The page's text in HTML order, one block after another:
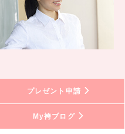
プレゼント申請
My袴ブログ